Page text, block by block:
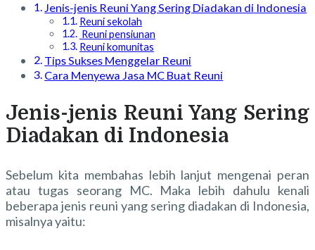
Jenis-jenis Reuni Yang Sering Diadakan di Indonesia
Reuni sekolah
Reuni pensiunan
Reuni komunitas
Tips Sukses Menggelar Reuni
Cara Menyewa Jasa MC Buat Reuni
Jenis-jenis Reuni Yang Sering
Diadakan di Indonesia
Sebelum kita membahas lebih lanjut mengenai peran
atau tugas seorang MC. Maka lebih dahulu kenali
beberapa jenis reuni yang sering diadakan di Indonesia,
misalnya yaitu: